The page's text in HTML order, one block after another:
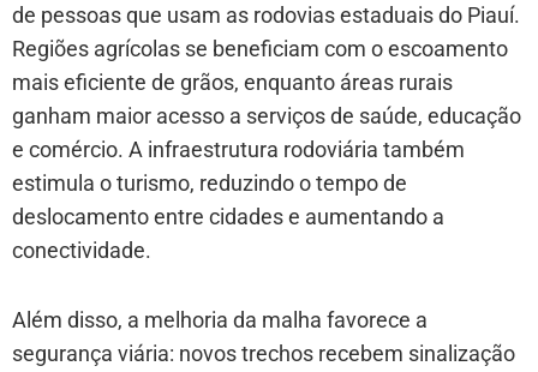
de pessoas que usam as rodovias estaduais do Piauí.
Regiões agrícolas se beneficiam com o escoamento
mais eficiente de grãos, enquanto áreas rurais
ganham maior acesso a serviços de saúde, educação
e comércio. A infraestrutura rodoviária também
estimula o turismo, reduzindo o tempo de
deslocamento entre cidades e aumentando a
conectividade.
Além disso, a melhoria da malha favorece a
segurança viária: novos trechos recebem sinalização